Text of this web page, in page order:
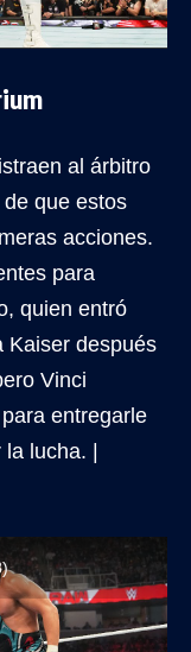
al árbitro
que estos
acciones.
para
quien entró
Kaiser después
Vinci
entregarle
lucha. |